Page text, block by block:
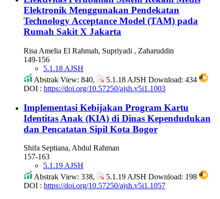
Elektronik Menggunakan Pendekatan
Technology Acceptance Model (TAM) pada
Rumah Sakit X Jakarta
Risa Amelia El Rahmah, Supriyadi , Zaharuddin
149-156
5.1.18 AJSH
Abstrak View: 840,
5.1.18 AJSH Download: 434
DOI : https://doi.org/10.57250/ajsh.v5i1.1003
Implementasi Kebijakan Program Kartu
Identitas Anak (KIA) di Dinas Kependudukan
dan Pencatatan Sipil Kota Bogor
Shifa Septiana, Abdul Rahman
157-163
5.1.19 AJSH
Abstrak View: 338,
5.1.19 AJSH Download: 198
DOI : https://doi.org/10.57250/ajsh.v5i1.1057